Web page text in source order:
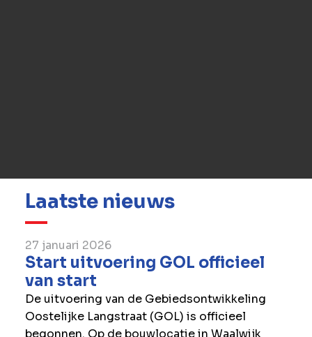
Laatste nieuws
27 januari 2026
Start uitvoering GOL officieel
van start
De uitvoering van de Gebiedsontwikkeling
Oostelijke Langstraat (GOL) is officieel
begonnen. Op de bouwlocatie in Waalwijk